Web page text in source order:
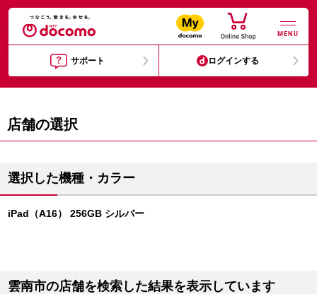
MENU
サポート ログインする
店舗の選択
選択した機種・カラー
iPad（A16） 256GB シルバー
雲南市の店舗を検索した結果を表示しています